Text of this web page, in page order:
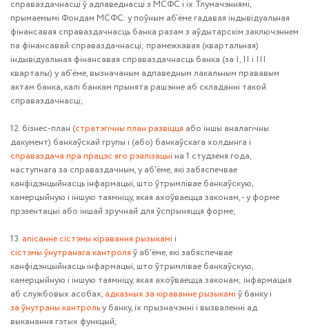
справаздачнасці ў адпаведнасці з МСФС і іх Тлумачэннямі,
прымаемымі Фондам МСФС: у поўным аб’ёме гадавая індывідуальная
фінансавая справаздачнасць банка разам з аўдытарскім заключэннем
па фінансавай справаздачнасці; прамежкавая (квартальная)
індывідуальная фінансавая справаздачнасць банка (за I, II і III
кварталы) у аб’ёме, вызначаным адпаведным лакальным прававым
актам банка, калі банкам прынята рашэнне аб складанні такой
справаздачнасці;
12. бізнес-план (стратэгічны план развіцця або іншы аналагічны
дакумент) банкаўскай групы і (або) банкаўскага холдынга і
справаздача пра працэс яго рэалізацыі на 1 студзеня года,
наступнага за справаздачным, у аб'ёме, які забяспечвае
канфідэнцыйнасць інфармацыі, што ўтрымлівае банкаўскую,
камерцыйную і іншую таямніцу, якая ахоўваецца законам, - у форме
прэзентацыі або іншай зручнай для ўспрыняцця форме;
13. апісанне сістэмы кіравання рызыкамі і
сістэмы ўнутранага кантроля ў аб'ёме, які забяспечвае
канфідэнцыйнасць інфармацыі, што ўтрымлівае банкаўскую,
камерцыйную і іншую таямніцу, якая ахоўваецца законам; інфармацыя
аб службовых асобах, адказных за кіраванне рызыкаміў банку і
за ўнутраны кантрольу банку, іх прызначэнні і вызваленні ад
выканання гэтых функцый;